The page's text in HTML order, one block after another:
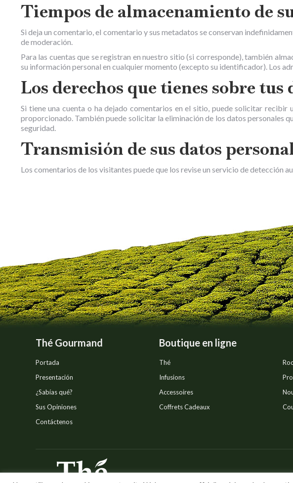
Tiempos de almacenamiento de
Si deja un comentario, el comentario y sus metadatos se conservan
de moderación.
Para las cuentas que se registran en nuestro sitio (si corresponde), también
su información personal en cualquier momento (excepto su identificador). Los
Los derechos que tienes sobre tus
Si tiene una cuenta o ha dejado comentarios en el sitio, puede solicitar
proporcionado. También puede solicitar la eliminación de los datos personales
seguridad.
Transmisión de sus datos
Los comentarios de los visitantes puede que los revise un servicio de detección
Thé Gourmand
Portada
Presentación
¿Sabías qué?
Sus Opiniones
Contáctenos
Boutique en ligne
Thé
Infusions
Accessoires
Coffrets Cadeaux